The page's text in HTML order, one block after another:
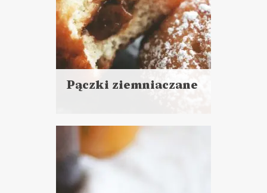
Pączki ziemniaczane
więcej
Czas przygotowania: powyżej
CIASTA I DESERY
TŁUSTY CZWARTEK ?